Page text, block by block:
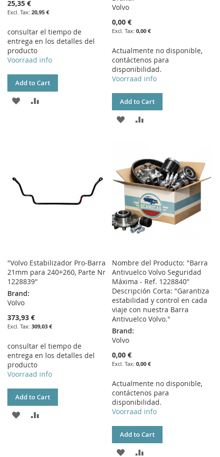
25,35 €
20,95 €
consultar el tiempo de
entrega en los detalles del
producto
Voorraad info
Add to Cart
ADD
Volvo
0,00 €
0,00 €
Actualmente no disponible,
contáctenos para
disponibilidad.
Voorraad info
Add to Cart
ADD
LIST
"Volvo Estabilizador Pro-Barra
21mm para 240+260, Parte Nr
1228839"
Brand:
Volvo
373,93 €
309,03 €
consultar el tiempo de
entrega en los detalles del
producto
Voorraad info
Add to Cart
ADD
Nombre del Producto: "Barra
Antivuelco Volvo Seguridad
Máxima - Ref. 1228840"
Descripción Corta: "Garantiza
estabilidad y control en cada
viaje con nuestra Barra
Antivuelco Volvo."
Brand:
Volvo
0,00 €
0,00 €
Actualmente no disponible,
contáctenos para
disponibilidad.
Voorraad info
Add to Cart
ADD